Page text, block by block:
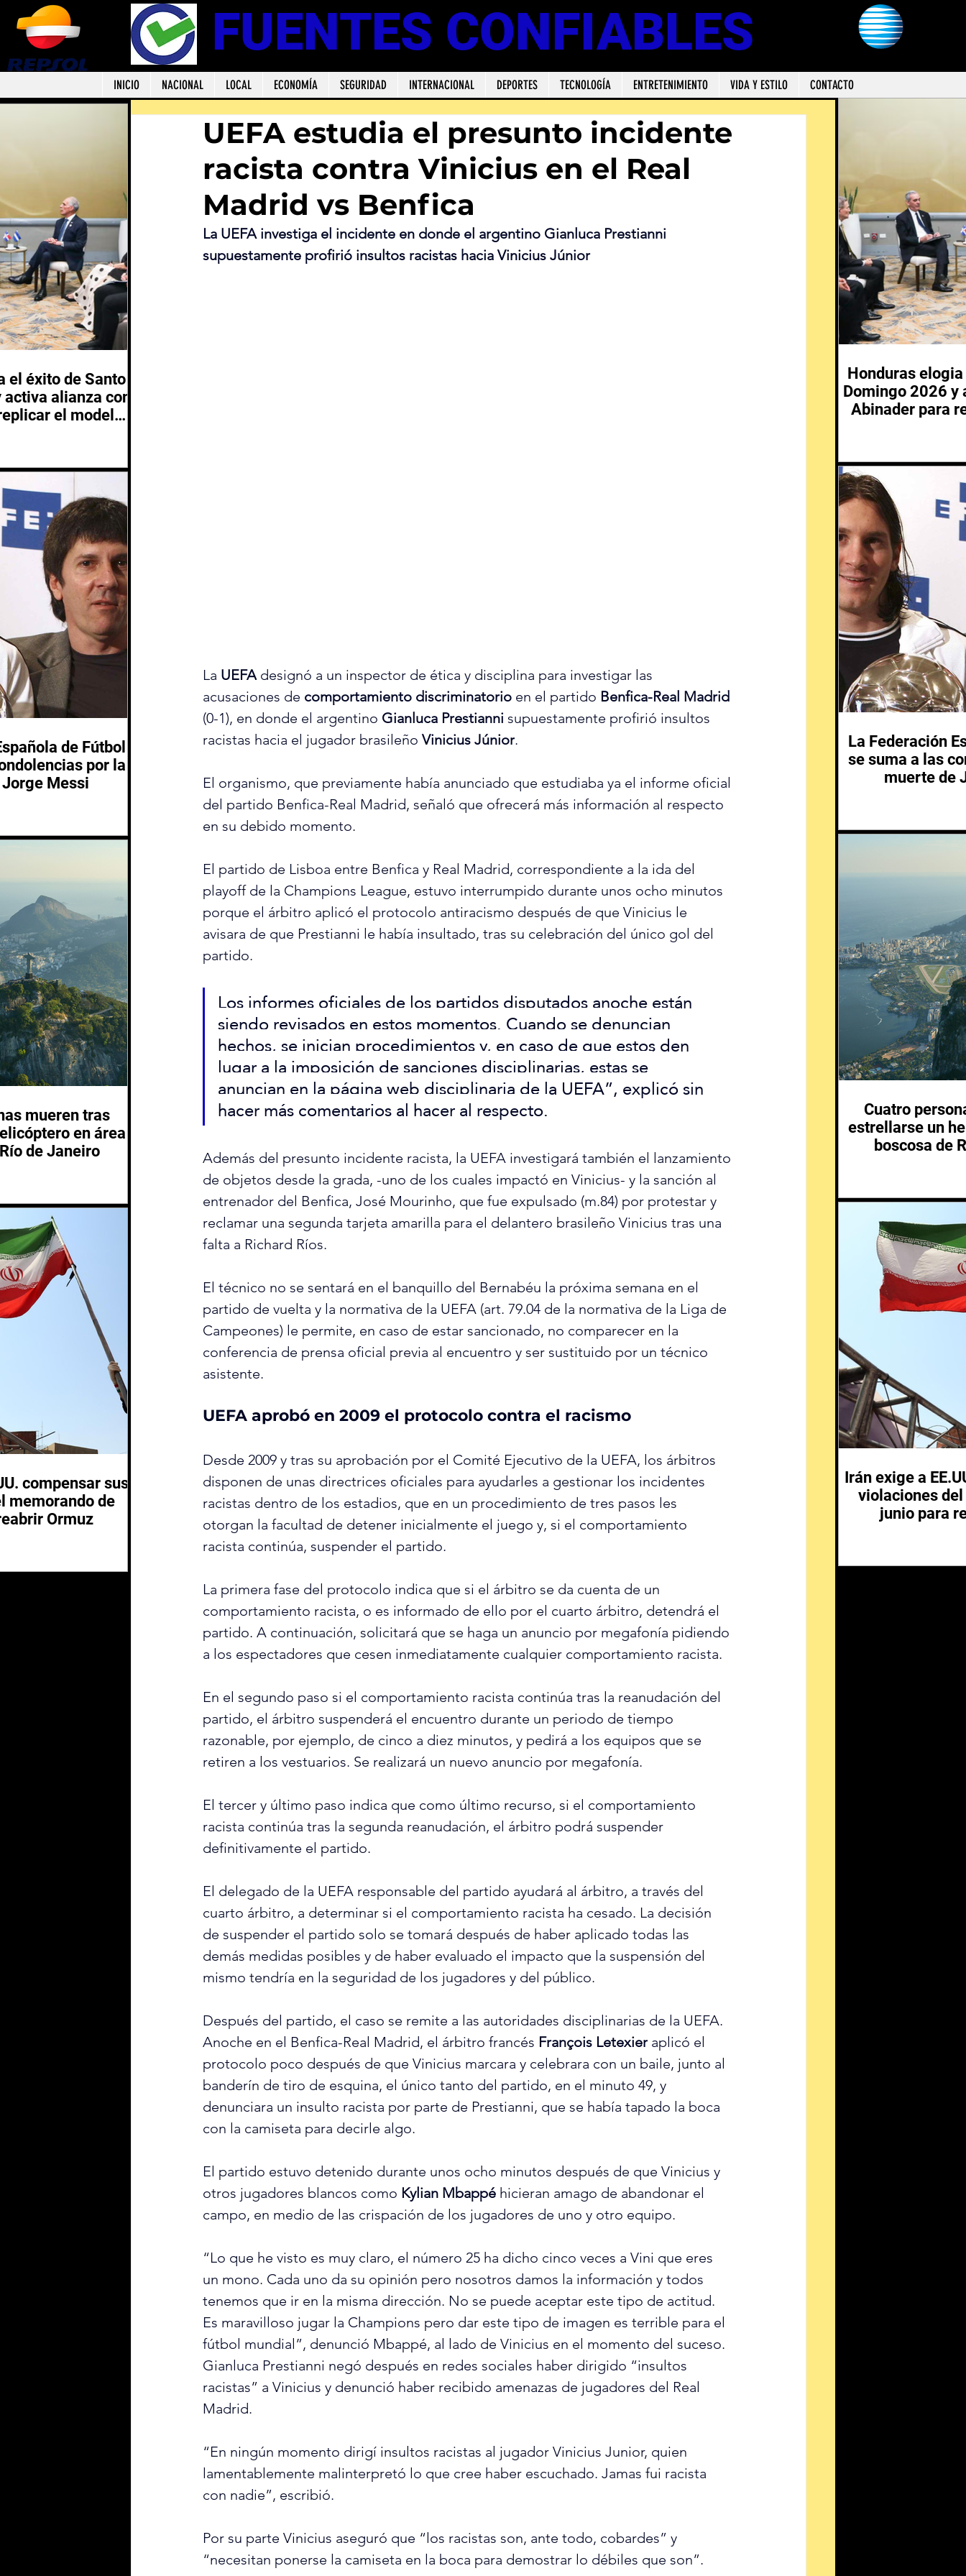
FUENTES CONFIABLES
INICIO NACIONAL LOCAL ECONOMÍA SEGURIDAD INTERNACIONAL DEPORTES TECNOLOGÍA ENTRETENIMIENTO VIDA Y ESTILO CONTACTO
UEFA estudia el presunto incidente
racista contra Vinicius en el Real
Madrid vs Benfica
La UEFA investiga el incidente en donde el argentino Gianluca Prestianni
supuestamente profirió insultos racistas hacia Vinicius Júnior
La UEFA designó a un inspector de ética y disciplina para investigar las
acusaciones de comportamiento discriminatorio en el partido Benfica-Real Madrid
(0-1), en donde el argentino Gianluca Prestianni supuestamente profirió insultos
racistas hacia el jugador brasileño Vinicius Júnior.
El organismo, que previamente había anunciado que estudiaba ya el informe oficial
del partido Benfica-Real Madrid, señaló que ofrecerá más información al respecto
en su debido momento.
El partido de Lisboa entre Benfica y Real Madrid, correspondiente a la ida del
playoff de la Champions League, estuvo interrumpido durante unos ocho minutos
porque el árbitro aplicó el protocolo antiracismo después de que Vinicius le
avisara de que Prestianni le había insultado, tras su celebración del único gol del
partido.
Los informes oficiales de los partidos disputados anoche están
siendo revisados en estos momentos. Cuando se denuncian
hechos, se inician procedimientos y, en caso de que estos den
lugar a la imposición de sanciones disciplinarias, estas se
anuncian en la página web disciplinaria de la UEFA”, explicó sin
hacer más comentarios al hacer al respecto.
Además del presunto incidente racista, la UEFA investigará también el lanzamiento
de objetos desde la grada, -uno de los cuales impactó en Vinicius- y la sanción al
entrenador del Benfica, José Mourinho, que fue expulsado (m.84) por protestar y
reclamar una segunda tarjeta amarilla para el delantero brasileño Vinicius tras una
falta a Richard Ríos.
El técnico no se sentará en el banquillo del Bernabéu la próxima semana en el
partido de vuelta y la normativa de la UEFA (art. 79.04 de la normativa de la Liga de
Campeones) le permite, en caso de estar sancionado, no comparecer en la
conferencia de prensa oficial previa al encuentro y ser sustituido por un técnico
asistente.
UEFA aprobó en 2009 el protocolo contra el racismo
Desde 2009 y tras su aprobación por el Comité Ejecutivo de la UEFA, los árbitros
disponen de unas directrices oficiales para ayudarles a gestionar los incidentes
racistas dentro de los estadios, que en un procedimiento de tres pasos les
otorgan la facultad de detener inicialmente el juego y, si el comportamiento
racista continúa, suspender el partido.
La primera fase del protocolo indica que si el árbitro se da cuenta de un
comportamiento racista, o es informado de ello por el cuarto árbitro, detendrá el
partido. A continuación, solicitará que se haga un anuncio por megafonía pidiendo
a los espectadores que cesen inmediatamente cualquier comportamiento racista.
En el segundo paso si el comportamiento racista continúa tras la reanudación del
partido, el árbitro suspenderá el encuentro durante un periodo de tiempo
razonable, por ejemplo, de cinco a diez minutos, y pedirá a los equipos que se
retiren a los vestuarios. Se realizará un nuevo anuncio por megafonía.
El tercer y último paso indica que como último recurso, si el comportamiento
racista continúa tras la segunda reanudación, el árbitro podrá suspender
definitivamente el partido.
El delegado de la UEFA responsable del partido ayudará al árbitro, a través del
cuarto árbitro, a determinar si el comportamiento racista ha cesado. La decisión
de suspender el partido solo se tomará después de haber aplicado todas las
demás medidas posibles y de haber evaluado el impacto que la suspensión del
mismo tendría en la seguridad de los jugadores y del público.
Después del partido, el caso se remite a las autoridades disciplinarias de la UEFA.
Anoche en el Benfica-Real Madrid, el árbitro francés François Letexier aplicó el
protocolo poco después de que Vinicius marcara y celebrara con un baile, junto al
banderín de tiro de esquina, el único tanto del partido, en el minuto 49, y
denunciara un insulto racista por parte de Prestianni, que se había tapado la boca
con la camiseta para decirle algo.
El partido estuvo detenido durante unos ocho minutos después de que Vinicius y
otros jugadores blancos como Kylian Mbappé hicieran amago de abandonar el
campo, en medio de las crispación de los jugadores de uno y otro equipo.
“Lo que he visto es muy claro, el número 25 ha dicho cinco veces a Vini que eres
un mono. Cada uno da su opinión pero nosotros damos la información y todos
tenemos que ir en la misma dirección. No se puede aceptar este tipo de actitud.
Es maravilloso jugar la Champions pero dar este tipo de imagen es terrible para el
fútbol mundial”, denunció Mbappé, al lado de Vinicius en el momento del suceso.
Gianluca Prestianni negó después en redes sociales haber dirigido “insultos
racistas” a Vinicius y denunció haber recibido amenazas de jugadores del Real
Madrid.
“En ningún momento dirigí insultos racistas al jugador Vinicius Junior, quien
lamentablemente malinterpretó lo que cree haber escuchado. Jamas fui racista
con nadie”, escribió.
Por su parte Vinicius aseguró que “los racistas son, ante todo, cobardes” y
“necesitan ponerse la camiseta en la boca para demostrar lo débiles que son”.
el éxito de Santo
alianza con
el modelo
de Fútbol
por la
Messi
mueren tras
en área
de Janeiro
compensar sus
memorando de
Ormuz
Honduras
Domingo 2026 y
Abinader para
La Federación
se suma a las
muerte de
Cuatro
estrellarse un
boscosa de
Irán exige a
violaciones
junio para